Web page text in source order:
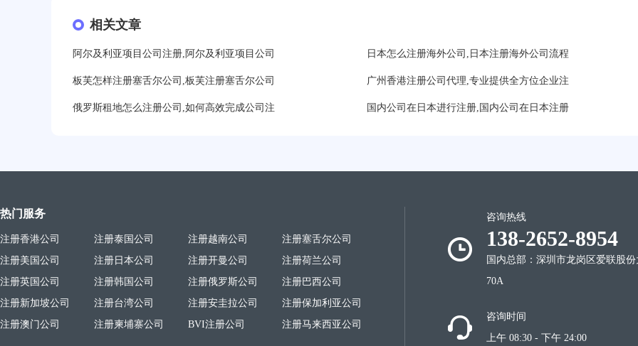
19分钟前用户提问：
21分钟前用户提问：注册塞舌尔公司条件有哪些？
23分钟前用户提问：注册英国公司需要多少费用？
25分钟前用户提问：塞浦路斯注册公司安全吗？
39分钟前用户提问： 在英国可以注册空壳公司吗？
3分钟前用户提问： 注册新加坡公司要求？
相关文章
阿尔及利亚项目公司注册,阿尔及利亚项目公司 日本怎么注册海外公司,日本注册海外公司流程
板芙怎样注册塞舌尔公司,板芙注册塞舌尔公司 广州香港注册公司代理,专业提供全方位企业注
俄罗斯租地怎么注册公司,如何高效完成公司注 国内公司在日本进行注册,国内公司在日本注册
热门服务
注册香港公司
注册美国公司
注册英国公司
注册新加坡公司
注册澳门公司
注册泰国公司
注册日本公司
注册韩国公司
注册台湾公司
注册柬埔寨公司
注册越南公司
注册开曼公司
注册俄罗斯公司
注册安圭拉公司
BVI注册公司
注册塞舌尔公司
注册荷兰公司
注册巴西公司
注册保加利亚公司
注册马来西亚公司
咨询热线
138-2652-8954
国内总部：深圳市龙岗区爱联股份
70A
咨询时间
上午 08:30 - 下午 24:00